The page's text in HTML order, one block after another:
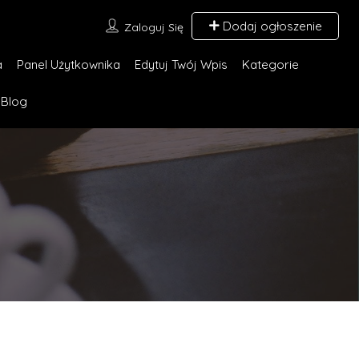
Zaloguj Się Dodaj ogłoszenie
Panel Użytkownika Edytuj Twój Wpis Kategorie
Blog